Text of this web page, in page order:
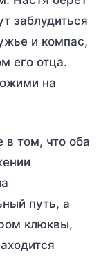
заблудиться
и компас,
его отца.
на
в том, что оба
путь, а
клюквы,